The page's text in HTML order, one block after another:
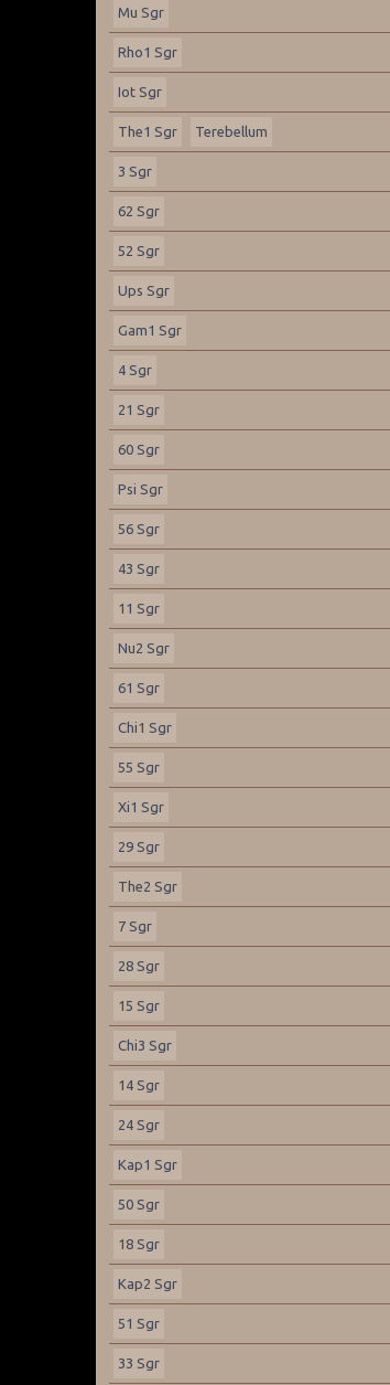
Mu Sgr
Rho1 Sgr
Iot Sgr
The1 Sgr Terebellum
3 Sgr
62 Sgr
52 Sgr
Ups Sgr
Gam1 Sgr
4 Sgr
21 Sgr
60 Sgr
Psi Sgr
56 Sgr
43 Sgr
11 Sgr
Nu2 Sgr
61 Sgr
Chi1 Sgr
55 Sgr
Xi1 Sgr
29 Sgr
The2 Sgr
7 Sgr
28 Sgr
15 Sgr
Chi3 Sgr
14 Sgr
24 Sgr
Kap1 Sgr
50 Sgr
18 Sgr
Kap2 Sgr
51 Sgr
33 Sgr